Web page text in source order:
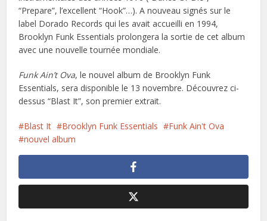
“Prepare”, l’excellent “Hook”…). A nouveau signés sur le
label Dorado Records qui les avait accueilli en 1994,
Brooklyn Funk Essentials prolongera la sortie de cet album
avec une nouvelle tournée mondiale.
Funk Ain’t Ova, le nouvel album de Brooklyn Funk
Essentials, sera disponible le 13 novembre. Découvrez ci-
dessus “Blast It”, son premier extrait.
Blast It Brooklyn Funk Essentials
Funk Ain't Ova
nouvel album